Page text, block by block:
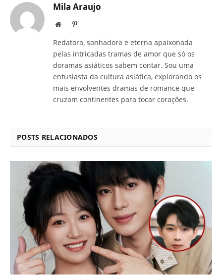
Mila Araujo
Site Pinterest
Redatora, sonhadora e eterna apaixonada
pelas intricadas tramas de amor que só os
doramas asiáticos sabem contar. Sou uma
entusiasta da cultura asiática, explorando os
mais envolventes dramas de romance que
cruzam continentes para tocar corações.
POSTS RELACIONADOS